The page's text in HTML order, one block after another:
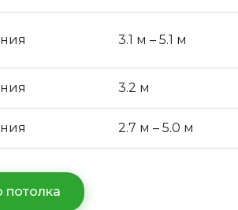
3.1 м – 5.1 м
3.2 м
2.7 м – 5.0 м
потолка